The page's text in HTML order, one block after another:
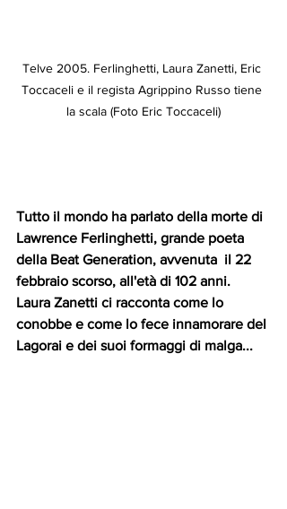
Telve 2005. Ferlinghetti, Laura Zanetti, Eric
Toccaceli e il regista Agrippino Russo tiene
la scala (Foto Eric Toccaceli)
Tutto il mondo ha parlato della morte di
Lawrence Ferlinghetti, grande poeta
della Beat Generation, avvenuta  il 22
febbraio scorso, all'età di 102 anni.
Laura Zanetti ci racconta come lo
conobbe e come lo fece innamorare del
Lagorai e dei suoi formaggi di malga...